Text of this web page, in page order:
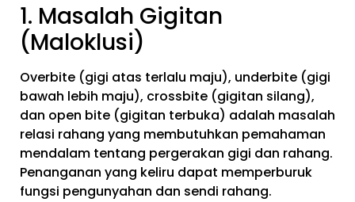
1. Masalah Gigitan
(Maloklusi)
Overbite (gigi atas terlalu maju), underbite (gigi
bawah lebih maju), crossbite (gigitan silang),
dan open bite (gigitan terbuka) adalah masalah
relasi rahang yang membutuhkan pemahaman
mendalam tentang pergerakan gigi dan rahang.
Penanganan yang keliru dapat memperburuk
fungsi pengunyahan dan sendi rahang.